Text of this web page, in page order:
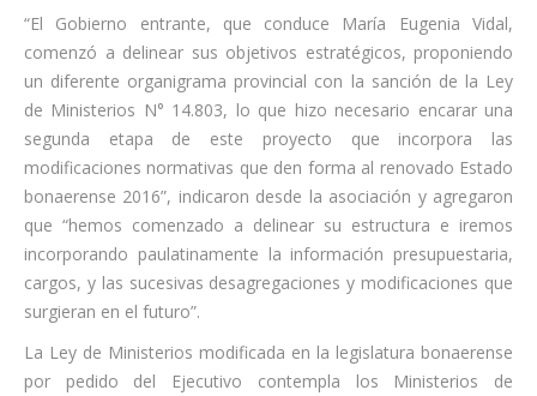
“El Gobierno entrante, que conduce María Eugenia Vidal,
comenzó a delinear sus objetivos estratégicos, proponiendo
un diferente organigrama provincial con la sanción de la Ley
de Ministerios N° 14.803, lo que hizo necesario encarar una
segunda etapa de este proyecto que incorpora las
modificaciones normativas que den forma al renovado Estado
bonaerense 2016”, indicaron desde la asociación y agregaron
que “hemos comenzado a delinear su estructura e iremos
incorporando paulatinamente la información presupuestaria,
cargos, y las sucesivas desagregaciones y modificaciones que
surgieran en el futuro”.
La Ley de Ministerios modificada en la legislatura bonaerense
por pedido del Ejecutivo contempla los Ministerios de